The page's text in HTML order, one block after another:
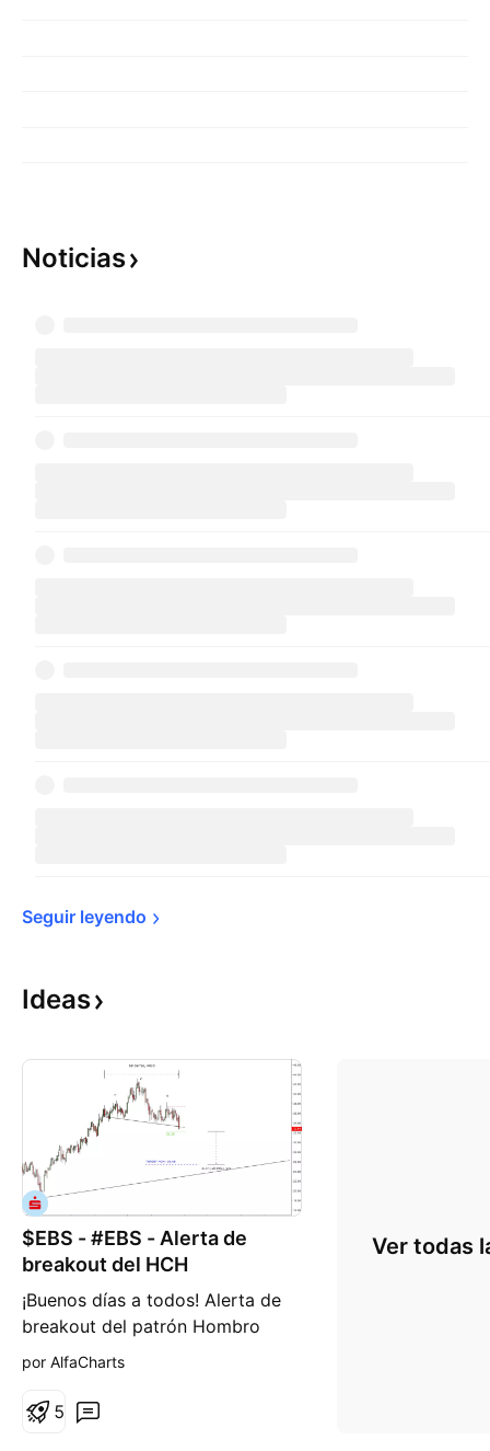
Noticias
Seguir leyendo
Ideas
$EBS - #EBS - Alerta de
breakout del HCH
¡Buenos días a todos! Alerta de
breakout del patrón Hombro
Cabeza Hombro de EBSV. Erste
prestación de servicios bancarios
por AlfaCharts
5
Ver todas